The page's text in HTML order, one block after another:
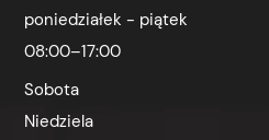
poniedziałek - piątek
08:00–17:00
Sobota
Niedziela